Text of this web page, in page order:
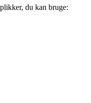
du kan bruge: